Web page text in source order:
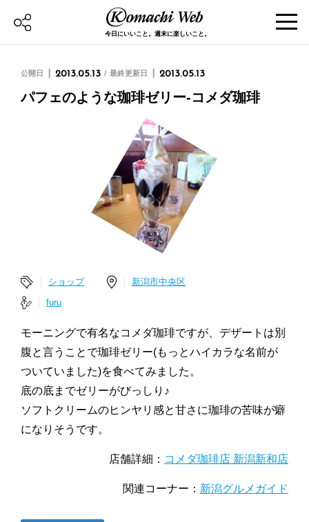
今日にいいこと。週末に楽しいこと。
公開日 2013.05.13 最終更新日 2013.05.13
パフェのような珈琲ゼリー-コメダ珈琲
ショップ
新潟市中央区
furu
モーニングで有名なコメダ珈琲ですが、デザートは別
腹と言うことで珈琲ゼリー(もっとハイカラな名前が
ついていました)を食べてみました。
底の底までゼリーがびっしり♪
ソフトクリームのヒンヤリ感と甘さに珈琲の苦味が癖
になりそうです。
店舗詳細： コメダ珈琲店 新潟新和店
関連コーナー： 新潟グルメガイド